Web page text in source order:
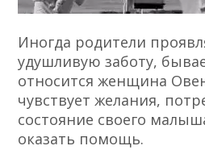
Иногда родители
удушливую заботу,
относится женщина
чувствует желания,
состояние своего
оказать помощь.